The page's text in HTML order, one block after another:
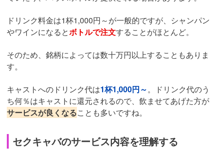
ドリンク料金は1杯1,000円～が一般的ですが、シャンパン
やワインになるとボトルで注文することがほとんど。
そのため、銘柄によっては数十万円以上することもありま
す。
キャストへのドリンク代は1杯1,000円～。ドリンク代のう
ち何％はキャストに還元されるので、飲ませてあげた方が
サービスが良くなることも多いですね。
セクキャバのサービス内容を理解する